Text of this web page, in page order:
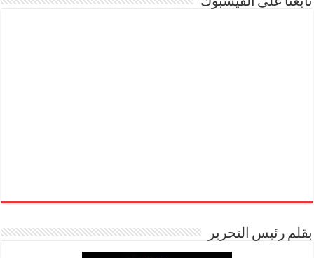
بقلم رئيس التحرير